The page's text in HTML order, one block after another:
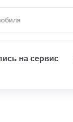
на сервис